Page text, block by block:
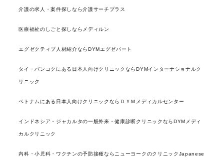
介護の求人・案件探しなら介護サーチプラス
医療福祉のしごと探しならメディルン
エグゼクティブ人材紹介ならDYMエグゼパート
タイ・バンコクにある日本人向けクリニックならDYMインターナショナルク
リニック
ベトナムにある日本人向けクリニックならＤＹＭメディカルセンター
インドネシア・ジャカルタの一般外来・健康診断クリニックならDYMメディ
カルクリニック
内科・小児科・ワクチンの予防接種ならニューヨークのクリニックJapanese